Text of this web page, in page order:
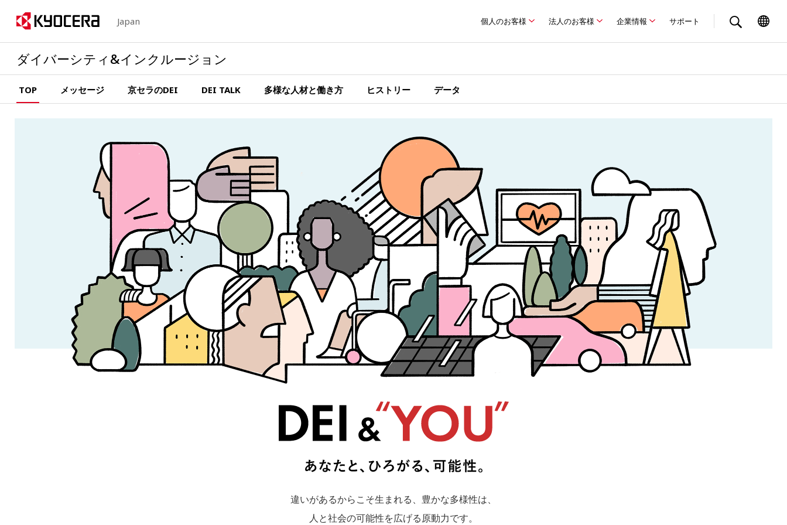
Japan 個人のお客様 法人のお客様 企業情報 サポート
ダイバーシティ&インクルージョン
TOP メッセージ 京セラのDEI DEI TALK 多様な人材と働き方 ヒストリー データ
違いがあるからこそ生まれる、豊かな多様性は、
人と社会の可能性を広げる原動力です。